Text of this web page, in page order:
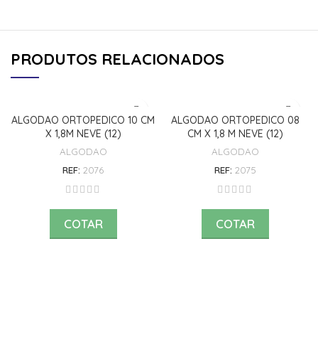
PRODUTOS RELACIONADOS
ALGODAO ORTOPEDICO 10 CM
X 1,8M NEVE (12)
ALGODAO
REF: 2076
COTAR
ALGODAO ORTOPEDICO 08
CM X 1,8 M NEVE (12)
ALGODAO
REF: 2075
COTAR